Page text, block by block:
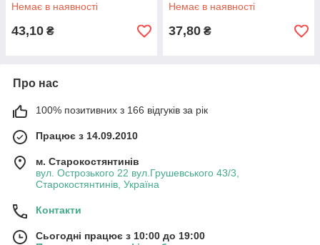
Немає в наявності
43,10 ₴
Немає в наявності
37,80 ₴
Про нас
100% позитивних з 166 відгуків за рік
Працює з 14.09.2010
м. Старокостянтинів
вул. Острозького 22 вул.Грушевського 43/3,
Старокостянтинів, Україна
Контакти
Сьогодні працює з 10:00 до 19:00